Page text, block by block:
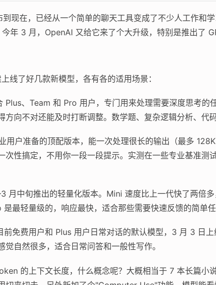
现在，已经从一个简单的聊天工具变成了不少人工作和
年 3 月，OpenAI 又给它来了个大升级，特别是推出了
线了好几款新模型，各有各的适用场景：
、Team 和 Pro 用户，专门用来处理需要深度思考的
方向不对还能及时打断调整。数学题、复杂逻辑分析、代
户准备的顶配版本，能一次处理很长的输出（最多
次性搞定，不用你一段一段提示。实测在一些专业基准测
中旬推出的轻量化版本。Mini 速度比上一代快了两倍
最轻量级的，响应最快，适合那些需要快速反馈的简单
免费用户和 Plus 用户日常对话的默认模型，3 月 3 日上
自然很多，适合日常问答和一般性写作。
的上下文长度，什么概念呢？大概相当于 7 本长篇小